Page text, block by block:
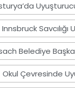
Uyuşturucu
Innsbruck Savcılığı
Belediye
Okul Çevresinde